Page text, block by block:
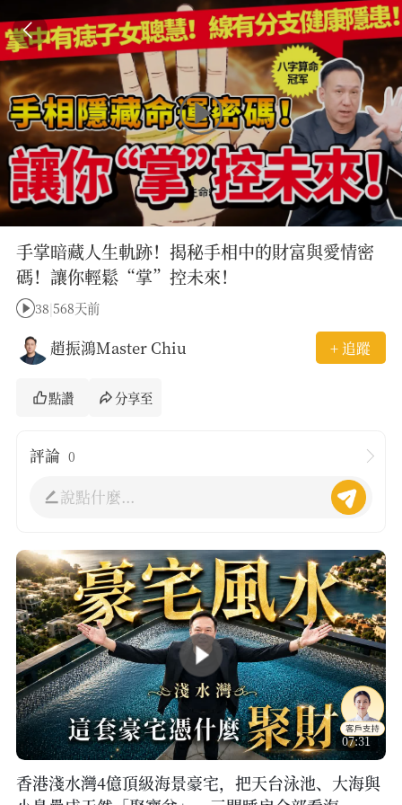
手掌暗藏人生軌跡！揭秘手相中的財富與愛情密
碼！讓你輕鬆“掌”控未來！
38 |568天前
趙振鴻Master Chiu + 追蹤
點讚 分享至
評論 0
說點什麼...
07:31
香港淺水灣4億頂級海景豪宅，把天台泳池、大海與